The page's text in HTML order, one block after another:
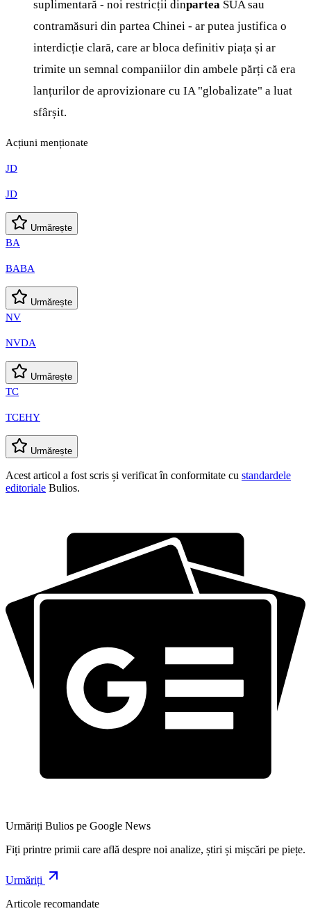
suplimentară - noi restricții dinpartea SUA sau
contramăsuri din partea Chinei - ar putea justifica o
interdicție clară, care ar bloca definitiv piața și ar
trimite un semnal companiilor din ambele părți că era
lanțurilor de aprovizionare cu IA "globalizate" a luat
sfârșit.
Acțiuni menționate
JD
JD
Urmărește
BA
BABA
Urmărește
NV
NVDA
Urmărește
TC
TCEHY
Urmărește
Acest articol a fost scris și verificat în conformitate cu standardele
editoriale Bulios.
Urmăriți Bulios pe Google News
Fiți printre primii care află despre noi analize, știri și mișcări pe piețe.
Urmăriți
Articole recomandate